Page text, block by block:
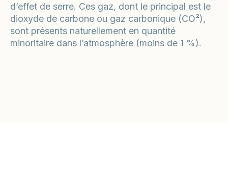
d’effet de serre. Ces gaz, dont le principal est le
dioxyde de carbone ou gaz carbonique (CO²),
sont présents naturellement en quantité
minoritaire dans l’atmosphère (moins de 1 %).